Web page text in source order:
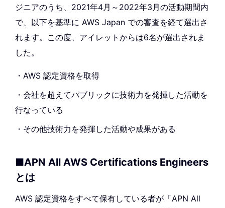
ジニアのうち、2021年4月～2022年3月の活動期間内
で、以下を基準に AWS Japan での審査を経て選出さ
れます。この度、アイレットからは6名が選出されま
した。
・AWS 認定資格を取得
・会社を超えてパブリックに技術力を発揮した活動を
行なっている
・その他技術力を発揮した活動や成果がある
■APN All AWS Certifications Engineers
とは
AWS 認定資格をすべて保有している者が「APN All